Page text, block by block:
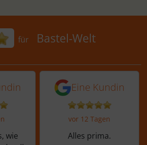
für Bastel-Welt
für
Bastel-Welt
von einer Kundin vor
wie
5 von 5 Sternen
Eine Kundin
vor 12 Tagen
Alles prima.